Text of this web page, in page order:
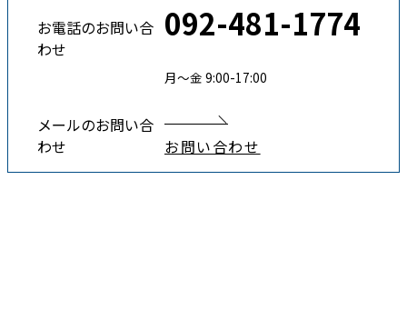
お電話のお問い合
わせ
092-481-1774
月〜金 9:00-17:00
メールのお問い合
わせ
お問い合わせ